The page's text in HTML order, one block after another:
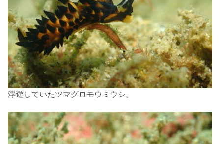
浮遊していたツマグロモウミウシ。